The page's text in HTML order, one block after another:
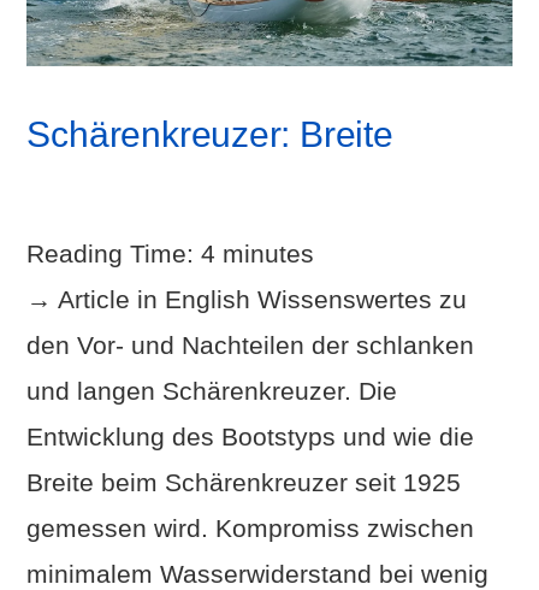
VIEW POST
Schärenkreuzer: Breite
Reading Time:4 minutes
→ Article in English Wissenswertes zu
den Vor- und Nachteilen der schlanken
und langen Schärenkreuzer. Die
Entwicklung des Bootstyps und wie die
Breite beim Schärenkreuzer seit 1925
gemessen wird. Kompromiss zwischen
minimalem Wasserwiderstand bei wenig